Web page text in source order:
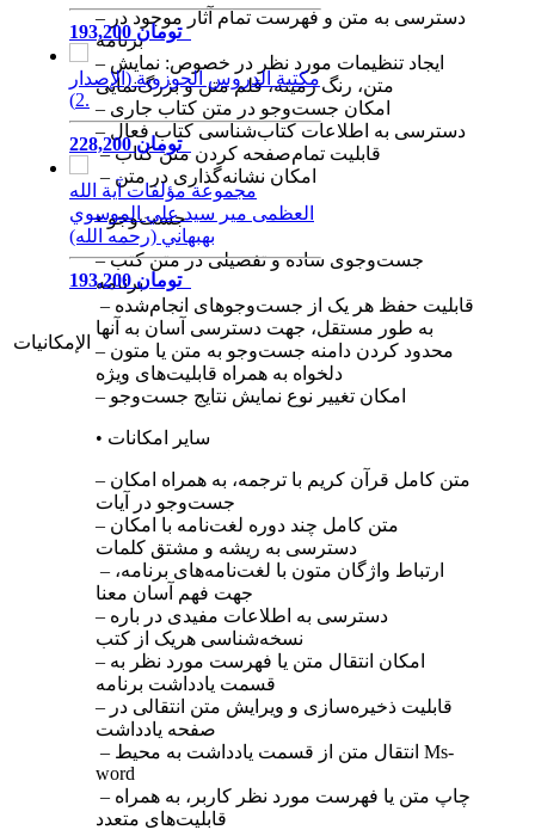
193,200 تومان
مكتبة الدروس الحوزوية (الإصدار
2).
228,200 تومان
مجموعة مؤلفات آية الله
العظمى مير سيد علي الموسوي
بهبهاني (رحمه الله)
193,200 تومان
الإمكانيات
– دسترسی به متن و فهرست تمام آثار موجود در
برنامه
– ایجاد تنظیمات مورد نظر در خصوص: نمایش
– دسترسی به اطلاعات کتاب‌شناسی کتاب فعال
– قابلیت تمام‌صفحه کردن متن کتاب
– امکان نشانه‌گذاری در متن
• جست‌وجو
– جست‌وجوی ساده و تفصیلی در متن کتب
برنامه
– قابلیت حفظ هر یک از جست‌وجوهای انجام‌‌‌شده
– محدود کردن دامنه جست‌وجو به متن یا متون
– امکان تغییر نوع نمایش نتایج جست‌وجو
• سایر امکانات
– متن کامل قرآن کریم با ترجمه، به همراه امکان
– متن کامل چند دوره لغت‌نامه با امکان
دسترسی به ریشه و مشتق کلمات
– ارتباط واژگان متون با لغت‌نامه‌های برنامه،
– دسترسی به اطلاعات مفیدی در باره
– امکان انتقال متن یا فهرست مورد نظر به
– قابلیت ذخیره‌‌سازی و ویرایش متن انتقالی در
صفحه یادداشت
– انتقال متن از قسمت یادداشت به محیط Ms-
word
– چاپ متن یا فهرست مورد نظر کاربر، به همراه